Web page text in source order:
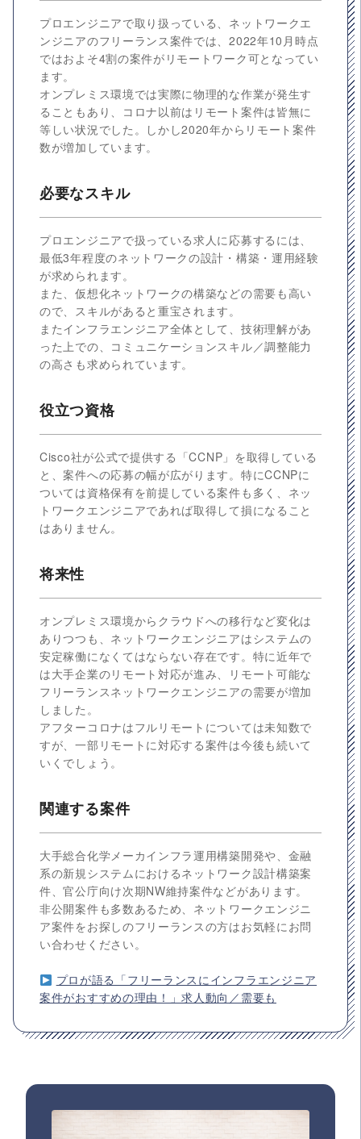
プロエンジニアで取り扱っている、ネットワークエ
ンジニアのフリーランス案件では、2022年10月時点
ではおよそ4割の案件がリモートワーク可となってい
ます。
オンプレミス環境では実際に物理的な作業が発生す
ることもあり、コロナ以前はリモート案件は皆無に
等しい状況でした。しかし2020年からリモート案件
数が増加しています。
必要なスキル
プロエンジニアで扱っている求人に応募するには、
最低3年程度のネットワークの設計・構築・運用経験
が求められます。
また、仮想化ネットワークの構築などの需要も高い
ので、スキルがあると重宝されます。
またインフラエンジニア全体として、技術理解があ
った上での、コミュニケーションスキル／調整能力
の高さも求められています。
役立つ資格
Cisco社が公式で提供する「CCNP」を取得している
と、案件への応募の幅が広がります。特にCCNPに
ついては資格保有を前提している案件も多く、ネッ
トワークエンジニアであれば取得して損になること
はありません。
将来性
オンプレミス環境からクラウドへの移行など変化は
ありつつも、ネットワークエンジニアはシステムの
安定稼働になくてはならない存在です。特に近年で
は大手企業のリモート対応が進み、リモート可能な
フリーランスネットワークエンジニアの需要が増加
しました。
アフターコロナはフルリモートについては未知数で
すが、一部リモートに対応する案件は今後も続いて
いくでしょう。
関連する案件
大手総合化学メーカインフラ運用構築開発や、金融
系の新規システムにおけるネットワーク設計構築案
件、官公庁向け次期NW維持案件などがあります。
非公開案件も多数あるため、ネットワークエンジニ
ア案件をお探しのフリーランスの方はお気軽にお問
い合わせください。
プロが語る「フリーランスにインフラエンジニア
案件がおすすめの理由！」求人動向／需要も